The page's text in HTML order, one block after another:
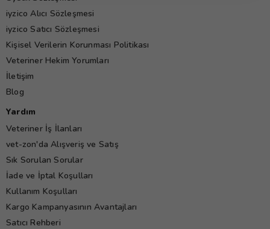
iyzico Alıcı Sözleşmesi
iyzico Satıcı Sözleşmesi
Kişisel Verilerin Korunması Politikası
Veteriner Hekim Yorumları
İletişim
Blog
Yardım
Veteriner İş İlanları
vet-zon'da Alışveriş ve Satış
Sık Sorulan Sorular
İade ve İptal Koşulları
Kullanım Koşulları
Kargo Kampanyasının Avantajları
Satıcı Rehberi